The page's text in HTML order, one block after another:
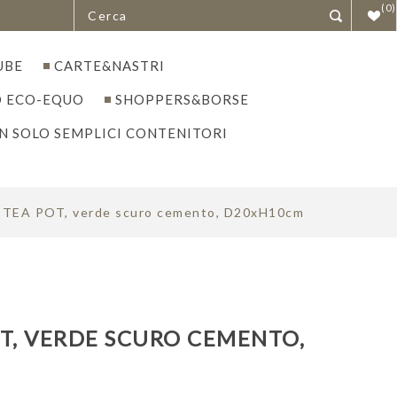
(0)
CARTE&NASTRI
ECO-EQUO SHOPPERS&BORSE
SOLO SEMPLICI CONTENITORI
POT, verde scuro cemento, D20xH10cm
VERDE SCURO CEMENTO,